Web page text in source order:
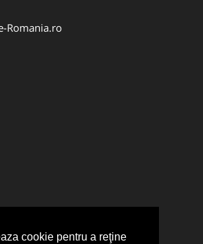
cookie pentru a reţine
Romania.ro